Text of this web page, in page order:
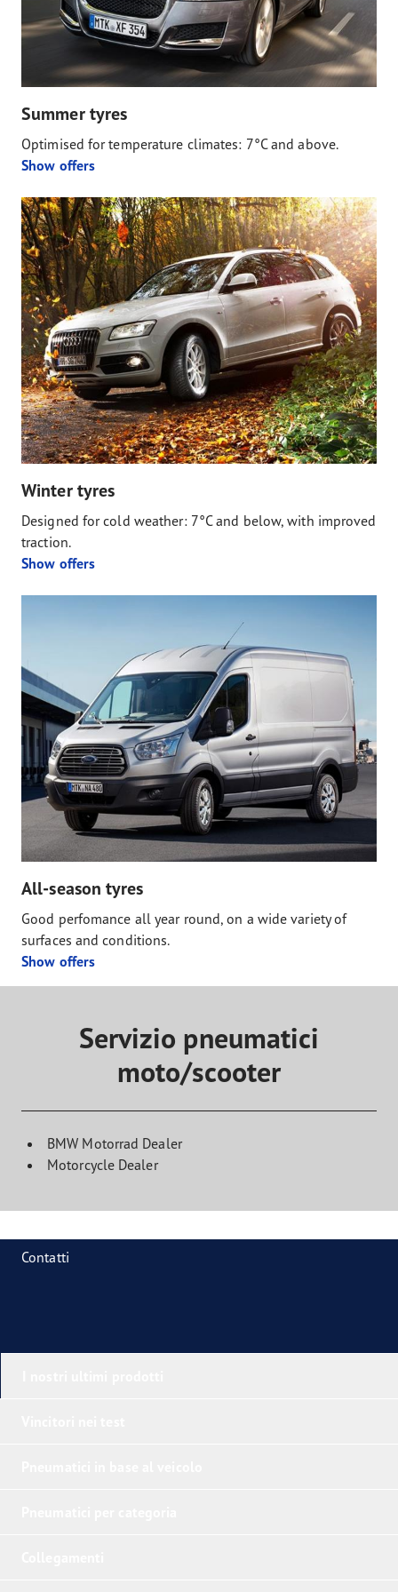
Summer tyres
Optimised for temperature climates: 7°C and above.
Show offers
Winter tyres
Designed for cold weather: 7°C and below, with improved
traction.
Show offers
All-season tyres
Good perfomance all year round, on a wide variety of
surfaces and conditions.
Show offers
Servizio pneumatici
moto/scooter
BMW Motorrad Dealer
Motorcycle Dealer
Contatti